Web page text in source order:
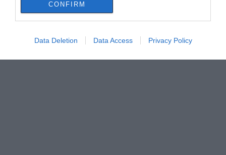
CONFIRM
Data Deletion Data Access Privacy Policy